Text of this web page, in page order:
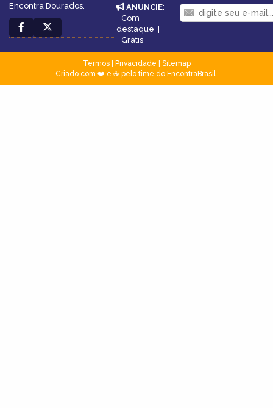
Encontra Dourados.
ANUNCIE:
Com
destaque |
Grátis
Termos| Privacidade
Sitemap
Criado com ❤️ e ☕ pelo time do EncontraBrasil